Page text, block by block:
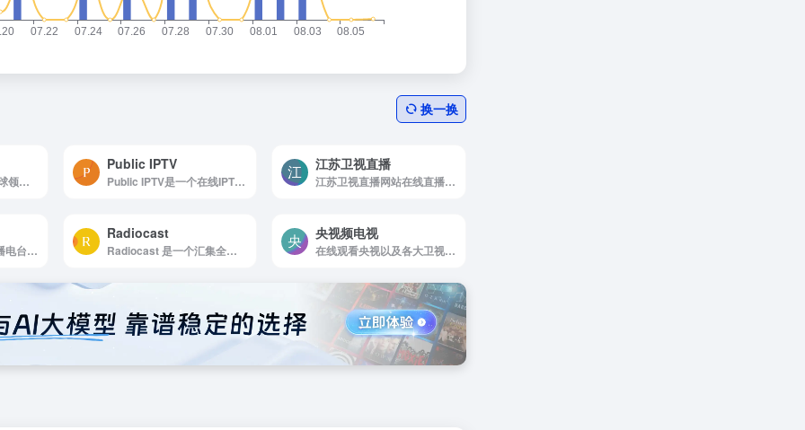
换一换
TV Garden 是一个全球领先的免费直播电视聚合平台，用户无需注册或订阅即可通过该平台实时观看来自世界各地的新闻、体育、娱乐和文化节目。
Public IPTV
Public IPTV是一个在线IPTV频道导航站，整合247个国家、28个分类及15000多个频道资源。平台提供直观的分类和多源播放选项，用户可直接在线观看高品质电视节目，无需注册账号。
江苏卫视直播
江苏卫视直播网站在线直播观看高清
一个全球性的在线广播电台网站
Radiocast
Radiocast 是一个汇集全球广播电台的在线平台，为广播爱好者提供了一个探索世界各地声音的独特方式，用户可以轻松发现和收听来自全球超过8000个广播电台的节目内容。
央视频电视
在线观看央视以及各大卫视电视直播